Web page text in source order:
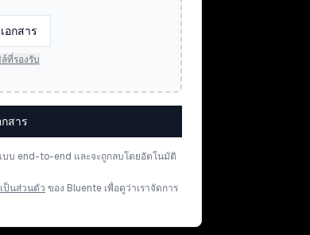
อกสาร
ที่รองรับ
สาร
บ end-to-end และจะถูกลบโดยอัตโนมัติ
ป็นส่วนตัว ของ Bluente เพื่อดูว่าเราจัดการ